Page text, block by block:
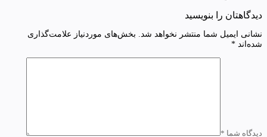
دیدگاهتان را بنویسید
نشانی ایمیل شما منتشر نخواهد شد.
بخش‌های موردنیاز علامت‌گذاری
شده‌اند *
دیدگاه شما *